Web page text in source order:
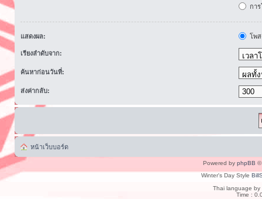
กา
แสดงผล: โพ
เรียงลำดับจาก:
ค้นหาก่อนวันที่:
ส่งค่ากลับ:
หน้าเว็บบอร์ด
Powered by phpBB ©
Winter's Day Style
Thai language by
Time :